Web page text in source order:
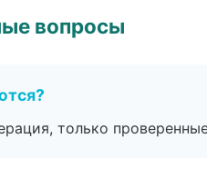
вопросы
только